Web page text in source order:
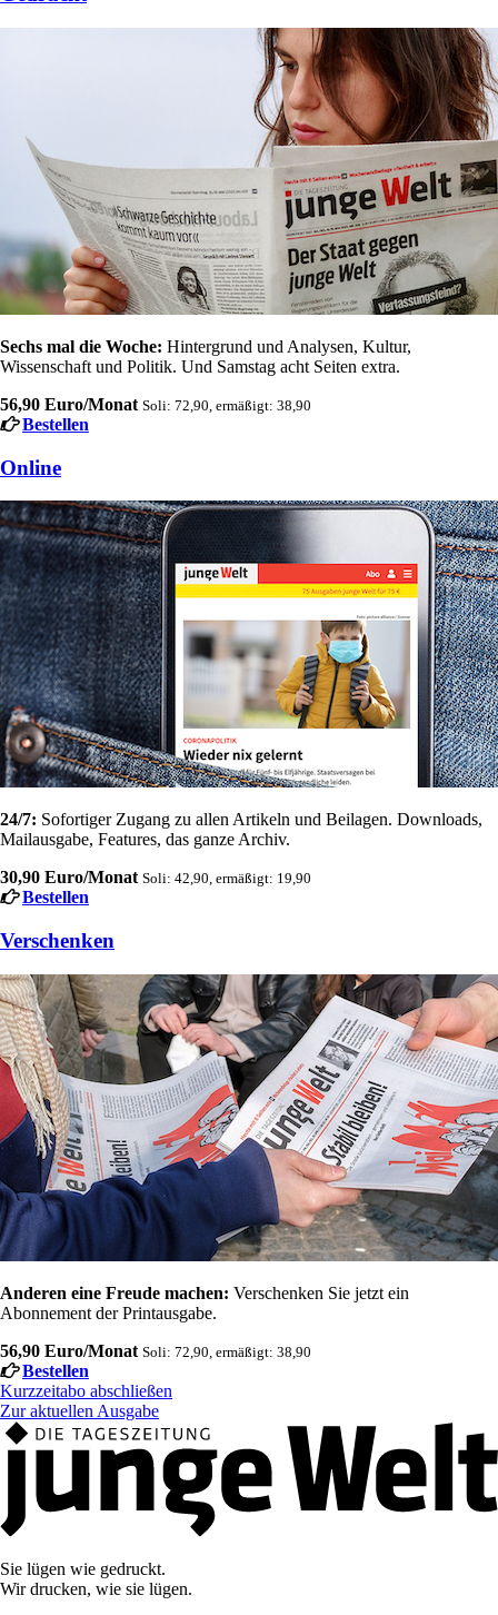
Sechs mal die Woche: Hintergrund und Analysen, Kultur,
Wissenschaft und Politik. Und Samstag acht Seiten extra.
56,90 Euro/Monat Soli: 72,90, ermäßigt: 38,90
Bestellen
Online
24/7: Sofortiger Zugang zu allen Artikeln und Beilagen. Downloads,
Mailausgabe, Features, das ganze Archiv.
30,90 Euro/Monat Soli: 42,90, ermäßigt: 19,90
Bestellen
Verschenken
Anderen eine Freude machen: Verschenken Sie jetzt ein
Abonnement der Printausgabe.
56,90 Euro/Monat Soli: 72,90, ermäßigt: 38,90
Bestellen
Kurzzeitabo abschließen
Zur aktuellen Ausgabe
Sie lügen wie gedruckt.
Wir drucken, wie sie lügen.